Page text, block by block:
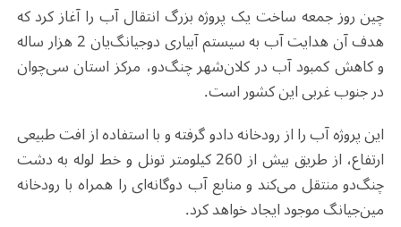
چین روز جمعه ساخت یک پروژه بزرگ انتقال آب را آغاز کرد که
هدف آن هدایت آب به سیستم آبیاری دوجیانگ‌یان 2 هزار ساله
و کاهش کمبود آب در کلان‌شهر چنگ‌دو، مرکز استان سی‌چوان
در جنوب غربی این کشور است.
این پروژه آب را از رودخانه دادو گرفته و با استفاده از افت طبیعی
ارتفاع، از طریق بیش از 260 کیلومتر تونل و خط لوله به دشت
چنگ‌دو منتقل می‌کند و منابع آب دوگانه‌ای را همراه با رودخانه
مین‌جیانگ موجود ایجاد خواهد کرد.